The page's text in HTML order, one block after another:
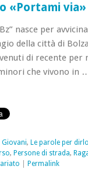
«Portami via»
nasce per
della città di
di recente per
che vivono in
Giovani, Le parole per dirlo
, Persone di strada,
Permalink